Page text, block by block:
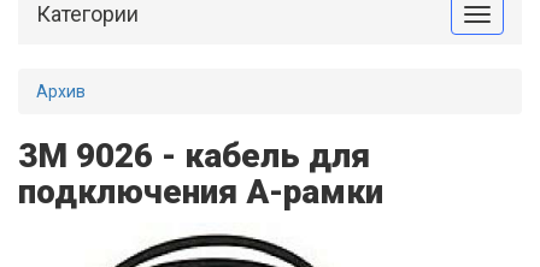
Toggle
Категории
Архив
3M 9026 - кабель для
подключения А-рамки